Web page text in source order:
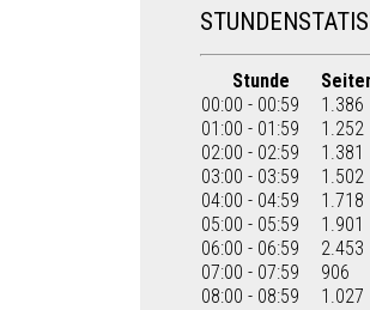
Stunde
00:00 - 00:59
1.386
01:00 - 01:59
1.252
02:00 - 02:59
1.381
03:00 - 03:59
1.502
04:00 - 04:59
1.718
05:00 - 05:59
1.901
06:00 - 06:59
2.453
07:00 - 07:59
906
08:00 - 08:59
1.027